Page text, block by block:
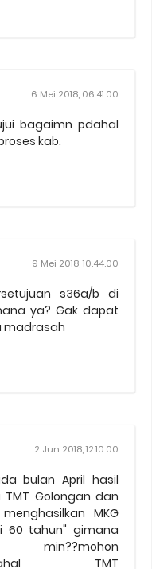
6 Mei 2018, 06.41.00
bagaimn pdahal
kab.
9 Mei 2018, 10.44.00
s36a/b di
ya? Gak dapat
madrasah
2 Jun 2018, 12.10.00
bulan April hasil
Golongan dan
MKG
60 tahun" gimana
TMT